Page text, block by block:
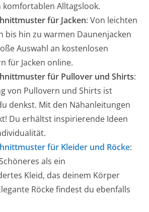
komfortablen Alltagslook.
für Jacken: Von leichten
bis hin zu warmen Daunenjacken
Auswahl an kostenlosen
für Jacken online.
für Pullover und Shirts:
von Pullovern und Shirts ist
denkst. Mit den Nähanleitungen
Du erhältst inspirierende Ideen
für Kleider und Röcke:
als ein
Kleid, das deinem Körper
Röcke findest du ebenfalls